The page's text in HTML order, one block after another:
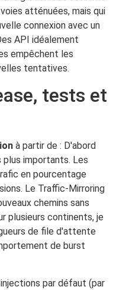
atténuées, mais qui
connexion avec un
API idéalement
empêchent les
tentatives.
tests et
à partir de : D'abord
plus importants. Les
en pourcentage
Le Traffic-Mirroring
chemins sans
plusieurs continents, je
de file d'attente
de burst
par défaut (par